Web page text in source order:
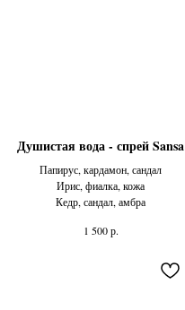
Душистая вода - спрей Sansa
Папирус, кардамон, сандал
Ирис, фиалка, кожа
Кедр, сандал, амбра
1 500 р.